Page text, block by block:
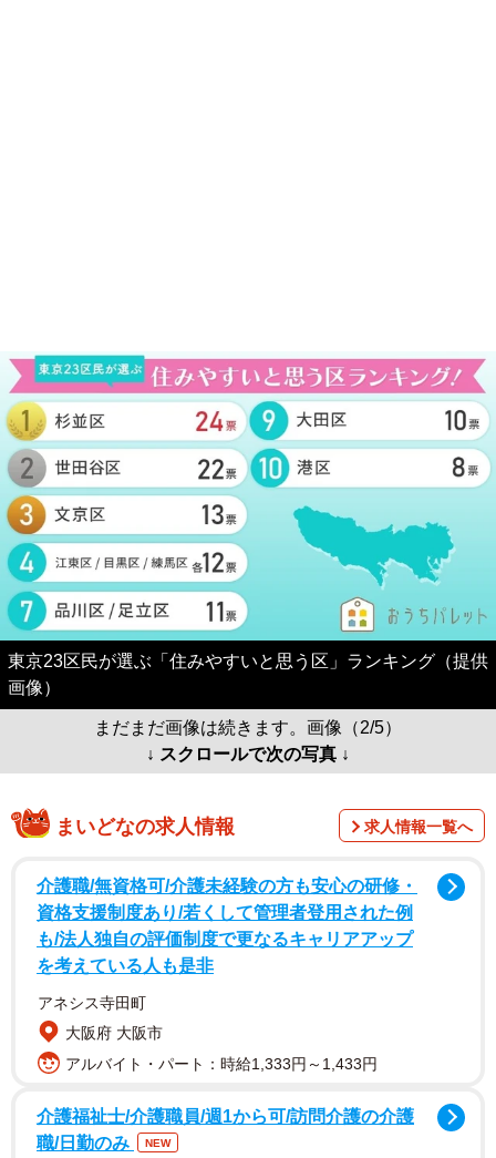
東京23区民が選ぶ「住みやすいと思う区」ランキング（提供
画像）
まだまだ画像は続きます。画像（2/5）
↓ スクロールで次の写真 ↓
まいどなの求人情報 求人情報一覧へ
介護職/無資格可/介護未経験の方も安心の研修・
資格支援制度あり/若くして管理者登用された例
も/法人独自の評価制度で更なるキャリアアップ
を考えている人も是非
アネシス寺田町
大阪府 大阪市
アルバイト・パート：時給1,333円～1,433円
介護福祉士/介護職員/週1から可/訪問介護の介護
職/日勤のみ
NEW